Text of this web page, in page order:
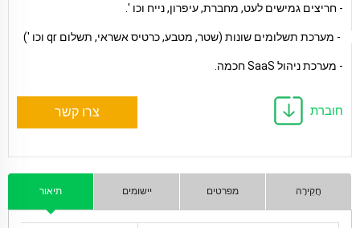
- חריצים גמישים לעט, מחברת, עיפרון, נייח וכו '.
- מערכת תשלומים שונות (שטר, מטבע, כרטיס אשראי, תשלום qr וכו ')
- מערכת ניהול SaaS חכמה.
צרו קשר חוברת
תיאור יישומים מפרטים חֲקִירָה